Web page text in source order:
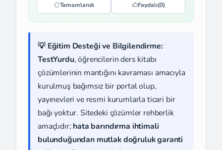
Tamamlandı Faydalı(0)
💡 Eğitim Desteği ve Bilgilendirme:
TestYurdu, öğrencilerin ders kitabı
çözümlerinin mantığını kavraması amacıyla
kurulmuş bağımsız bir portal olup,
yayınevleri ve resmi kurumlarla ticari bir
bağı yoktur. Sitedeki çözümler rehberlik
amaçlıdır; hata barındırma ihtimali
bulunduğundan mutlak doğruluk garanti